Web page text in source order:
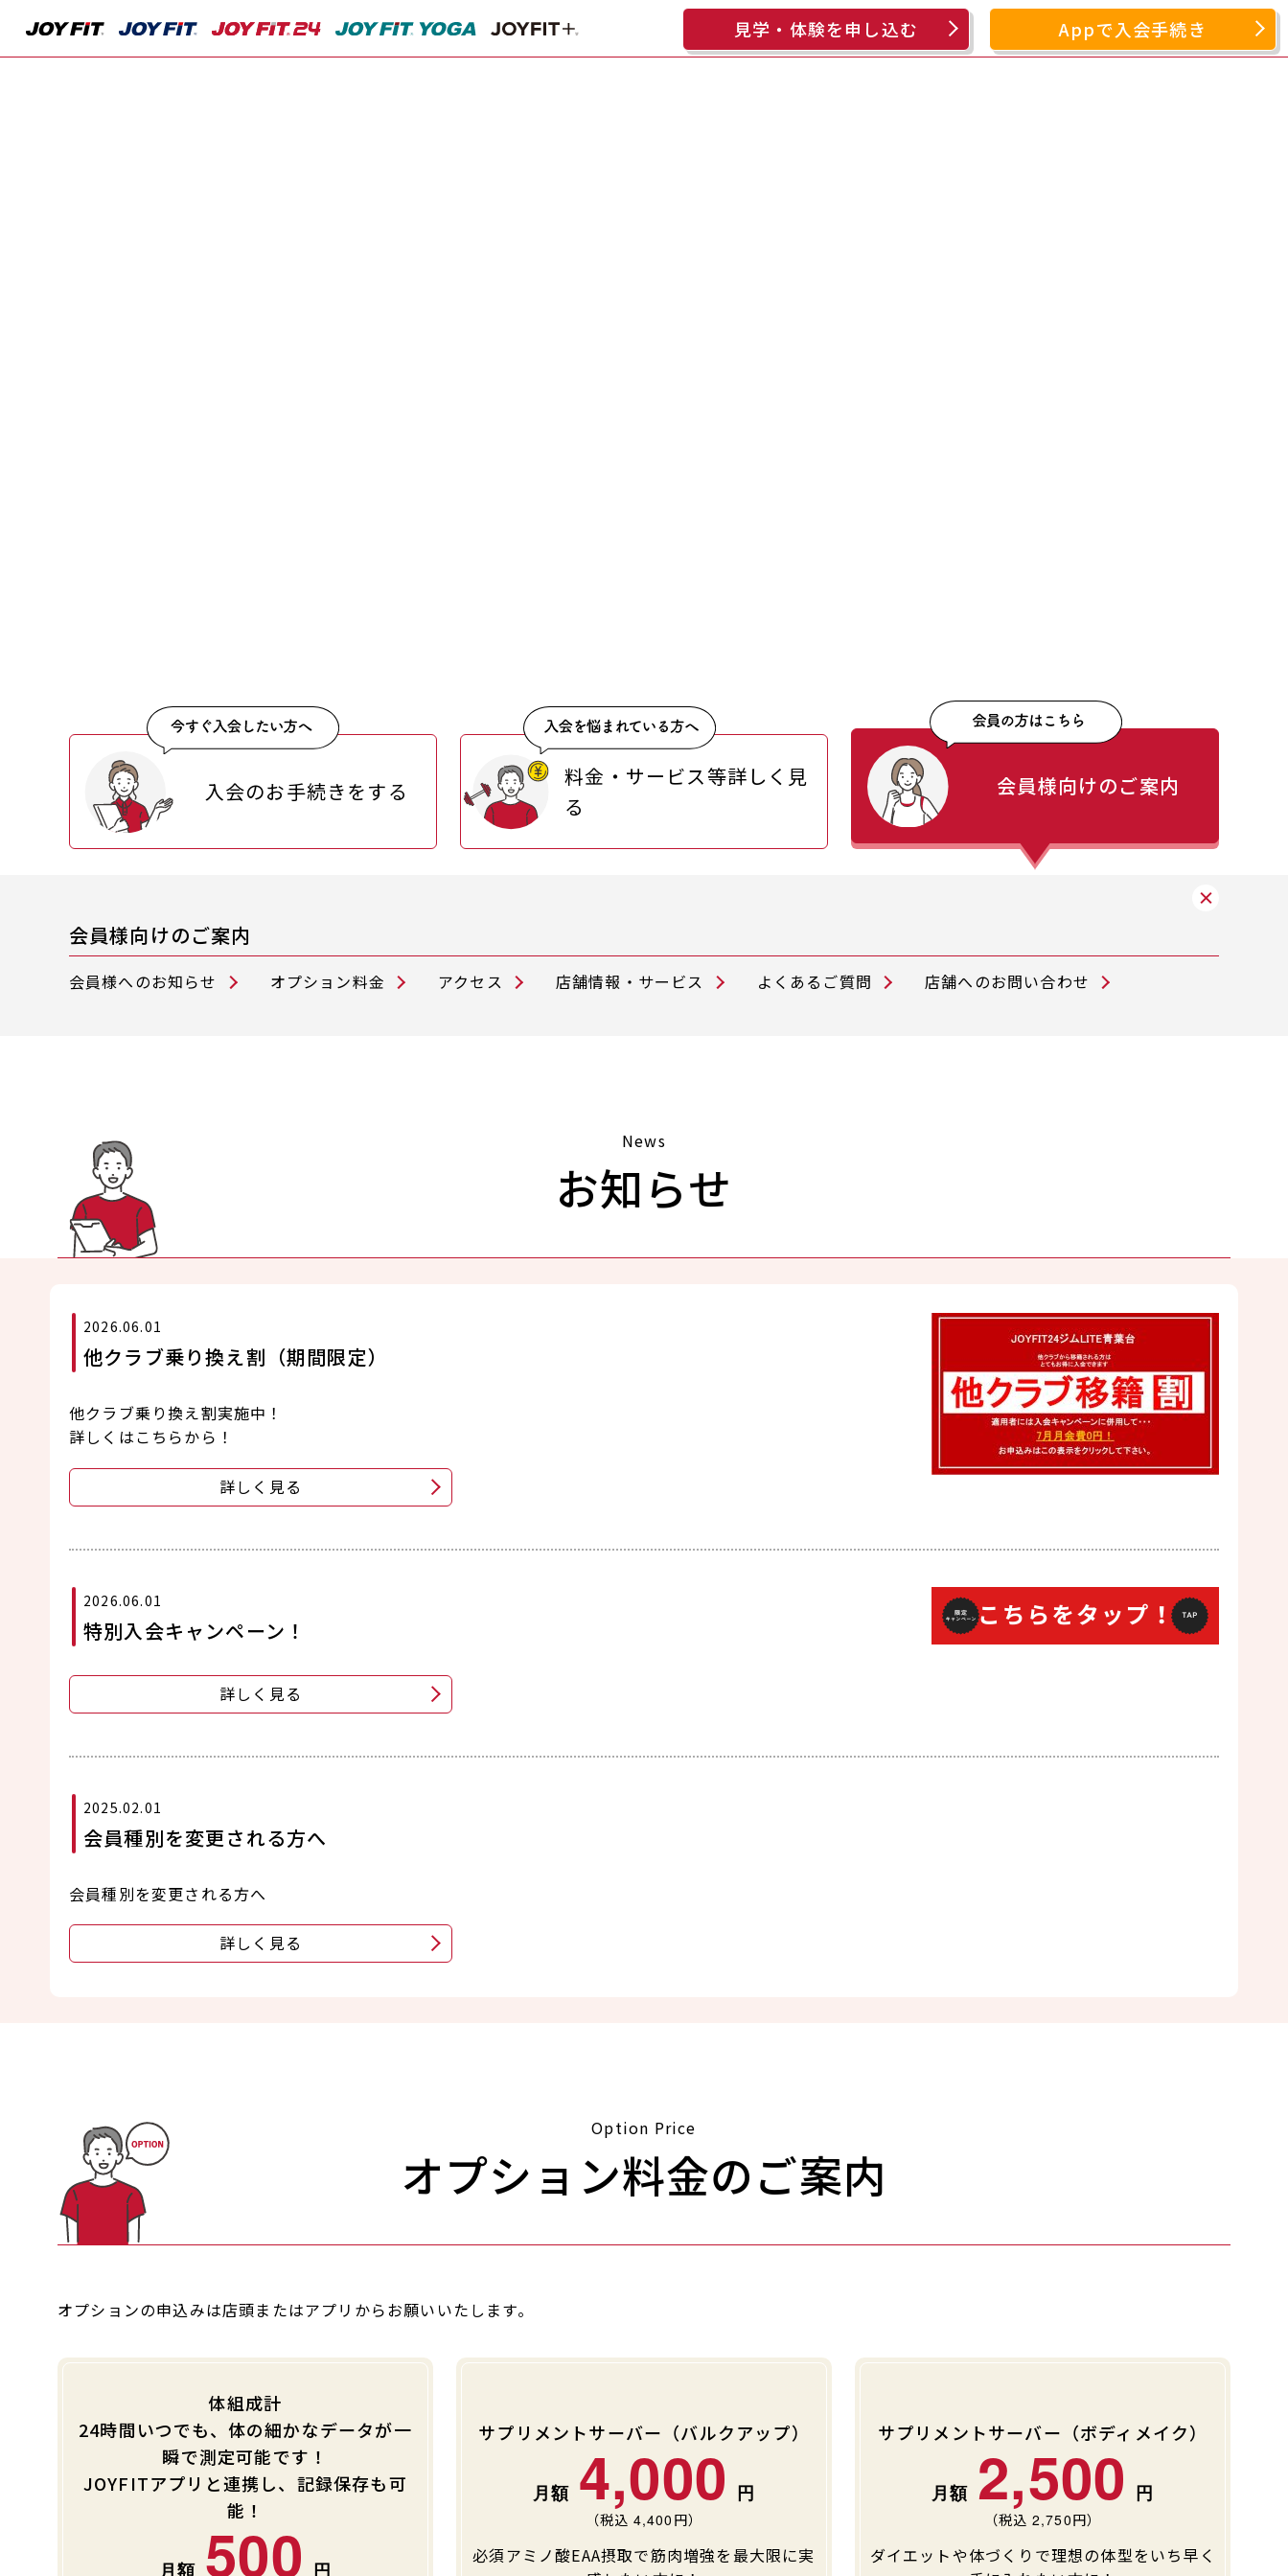
見学・体験を申し込む Appで入会手続き
入会のお手続きをする
料金・サービス等詳しく見
る
会員様向けのご案内
会員様向けのご案内
会員様へのお知らせ オプション料金 アクセス 店舗情報・サービス よくあるご質問 店舗へのお問い合わせ
News
お知らせ
2026.06.01
他クラブ乗り換え割（期間限定）
他クラブ乗り換え割実施中！
詳しくはこちらから！
詳しく見る
2026.06.01
特別入会キャンペーン！
詳しく見る
2025.02.01
会員種別を変更される方へ
会員種別を変更される方へ
詳しく見る
Option Price
オプション料金のご案内
オプションの申込みは店頭またはアプリからお願いいたします。
体組成計
24時間いつでも、体の細かなデータが一
瞬で測定可能です！
JOYFITアプリと連携し、記録保存も可
能！
500
サプリメントサーバー（バルクアップ）
4,000
（税込 4,400 円）
必須アミノ酸EAA摂取で筋肉増強を最大限に実
サプリメントサーバー（ボディメイク）
2,500
（税込 2,750円）
ダイエットや体づくりで理想の体型をいち早く